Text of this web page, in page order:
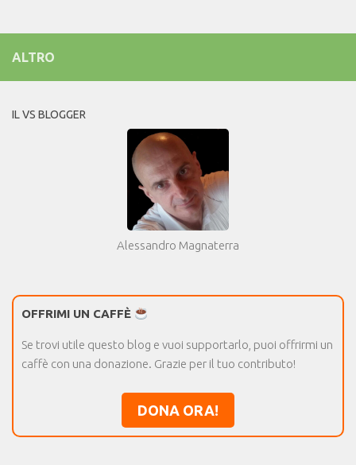
ALTRO
IL VS BLOGGER
Alessandro Magnaterra
OFFRIMI UN CAFFÈ
Se trovi utile questo blog e vuoi supportarlo, puoi offrirmi un
caffè con una donazione. Grazie per il tuo contributo!
DONA ORA!